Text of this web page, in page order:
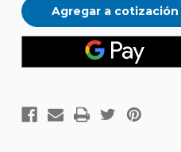
Agregar a cotización